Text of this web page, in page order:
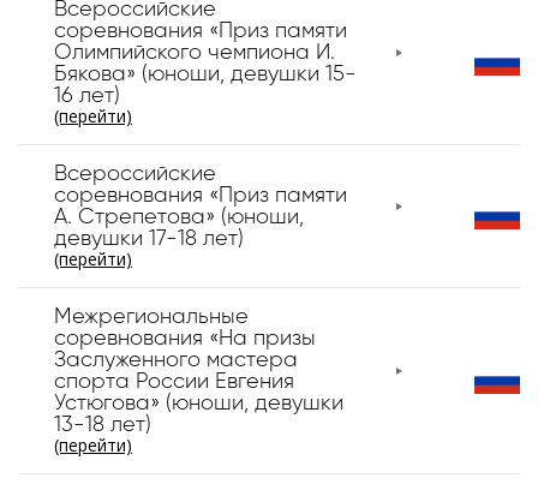
Всероссийские
соревнования «Приз памяти
Олимпийского чемпиона И.
Бякова» (юноши, девушки 15-
16 лет)
(перейти)
Всероссийские
соревнования «Приз памяти
А. Стрепетова» (юноши,
девушки 17-18 лет)
(перейти)
Межрегиональные
соревнования «На призы
Заслуженного мастера
спорта России Евгения
Устюгова» (юноши, девушки
13-18 лет)
(перейти)